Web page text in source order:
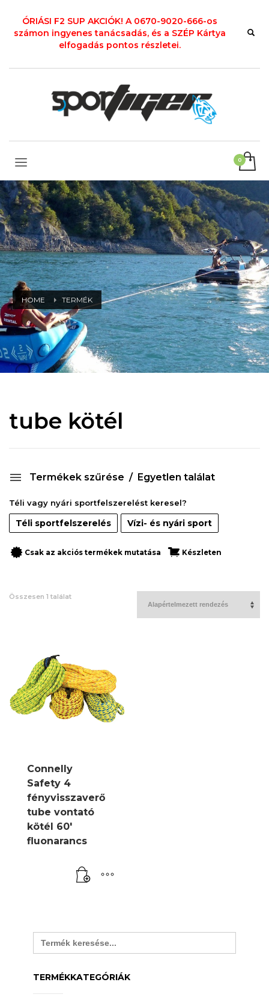
ÓRIÁSI F2 SUP AKCIÓK! A 0670-9020-666-os
számon ingyenes tanácsadás, és a SZÉP Kártya
elfogadás pontos részletei.
HOME TERMÉK
tube kötél
Termékek szűrése Egyetlen találat
Téli vagy nyári sportfelszerelést keresel?
Téli sportfelszerelés Vízi- és nyári sport
Csak az akciós termékek mutatása Készleten
Összesen 1 találat
Connelly
Safety 4
fényvisszaverő
tube vontató
kötél 60′
fluonarancs
Search
for:
TERMÉKKATEGÓRIÁK